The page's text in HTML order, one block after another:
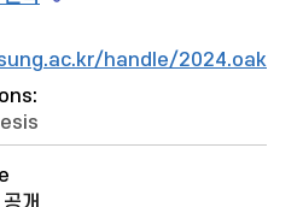
handle/2024.oak/